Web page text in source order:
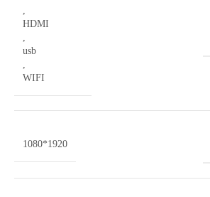
,
HDMI
,
usb
,
WIFI
1920*1080